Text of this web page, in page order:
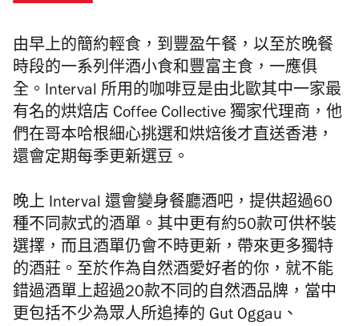
由早上的簡約輕食，到豐盈午餐， 以至於晚餐
時段的一系列伴酒小食和豐富主食，一應俱
全。Interval 所用的咖啡豆是由北歐其中一家最
有名的烘焙店 Coffee Collective 獨家代理商，他
們在哥本哈根細心挑選和烘焙後才直送香港，
還會定期每季更新選豆。
晚上 Interval 還會變身餐廳酒吧，提供超過60
種不同款式的酒單。 其中更有約50款可供杯裝
選擇，而且酒單仍會不時更新， 帶來更多獨特
的酒莊。至於作為自然酒愛好者的你， 就不能
錯過酒單上超過20款不同的自然酒品牌， 當中
更包括不少為眾人所追捧的 Gut Oggau、